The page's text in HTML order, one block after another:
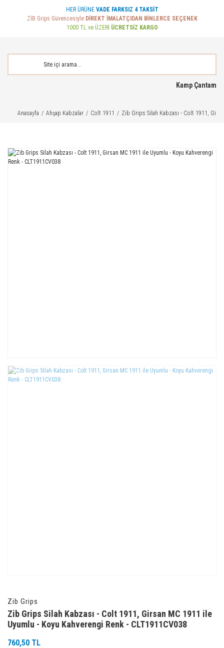
HER ÜRÜNE VADE FARKSIZ 4 TAKSİT
ZİB Grips Güvencesiyle DİREKT İMALATÇIDAN BİNLERCE SEÇENEK
1000 TL ve ÜZERİ ÜCRETSİZ KARGO
Kamp Çantam
Anasayfa Ahşap Kabzalar Colt 1911 Zib Grips Silah Kabzası - Colt 1911,
Zib Grips
Zib Grips Silah Kabzası - Colt 1911, Girsan MC 1911 ile
Uyumlu - Koyu Kahverengi Renk - CLT1911CV038
760,50 TL